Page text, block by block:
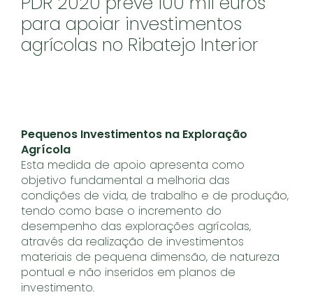
para apoiar investimentos
agrícolas no Ribatejo Interior
Pequenos Investimentos na Exploração
Agrícola
Esta medida de apoio apresenta como
objetivo fundamental a melhoria das
condições de vida, de trabalho e de produção,
tendo como base o incremento do
desempenho das explorações agrícolas,
através da realização de investimentos
materiais de pequena dimensão, de natureza
pontual e não inseridos em planos de
investimento.